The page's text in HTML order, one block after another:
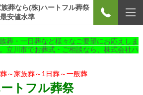
族葬なら(株)ハートフル葬祭
安値水準
葬・一日葬など様々なご要望にお応えしま
立川市でお葬式・ご相談なら、株式会社ハ
～家族葬～1日葬～一般葬
トフル葬祭